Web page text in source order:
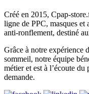
Créé en 2015, Cpap-
ligne de PPC, masques et
anti-ronflement, destiné
Grâce à notre expérience
sommeil, notre équipe
métier et est à l’écoute
demande.